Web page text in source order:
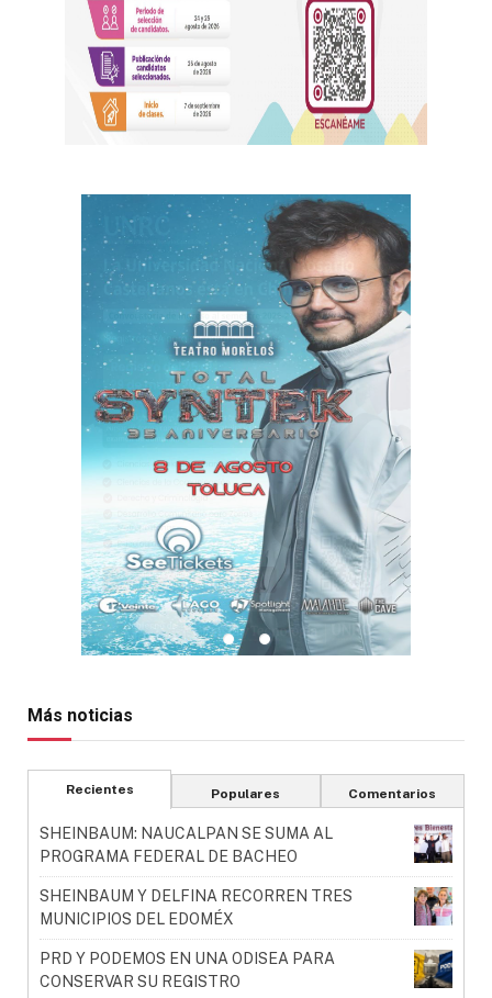
Más noticias
Recientes Populares Comentarios
SHEINBAUM: NAUCALPAN SE SUMA AL
PROGRAMA FEDERAL DE BACHEO
SHEINBAUM Y DELFINA RECORREN TRES
MUNICIPIOS DEL EDOMÉX
PRD Y PODEMOS EN UNA ODISEA PARA
CONSERVAR SU REGISTRO